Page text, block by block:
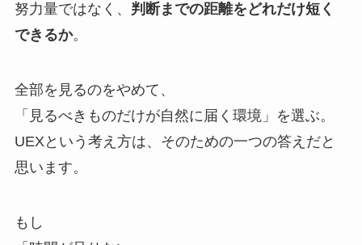
努力量ではなく、 判断までの距離をどれだけ短く
できるか。
全部を見るのをやめて、
「見るべきものだけが自然に届く環境」を選ぶ。
UEXという考え方は、そのための一つの答えだと
思います。
もし